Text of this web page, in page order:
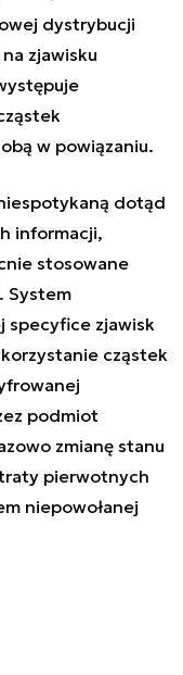
dystrybucji
zjawisku
w powiązaniu.
dotąd
informacji,
stosowane
System
specyfice zjawisk
cząstek
podmiot
zmianę stanu
pierwotnych
niepowołanej